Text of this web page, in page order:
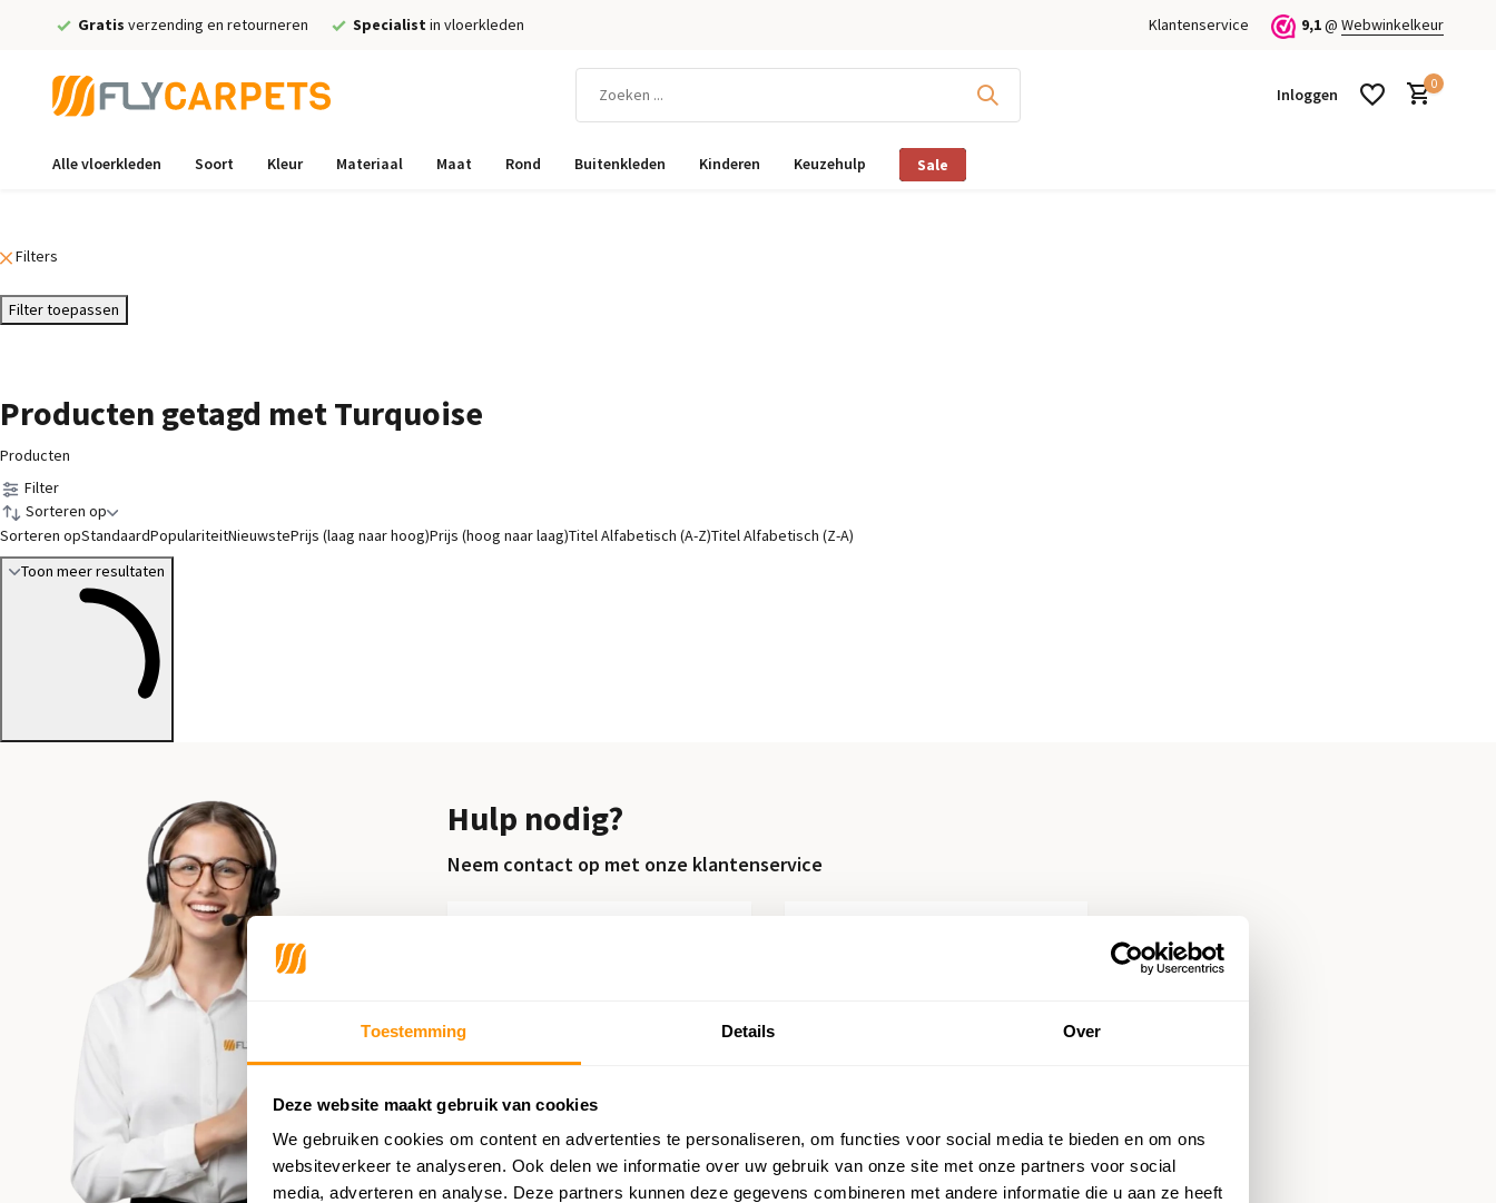
Toestemming Details Over
Deze website maakt gebruik van cookies
We gebruiken cookies om content en advertenties te personaliseren, om functies voor social media te bieden en om ons
websiteverkeer te analyseren. Ook delen we informatie over uw gebruik van onze site met onze partners voor social
media, adverteren en analyse. Deze partners kunnen deze gegevens combineren met andere informatie die u aan ze heeft
Gratis verzending en retourneren Specialist in vloerkleden Klantenservice 9,1@ Webwinkelkeur
Inloggen
0
Alle vloerkleden Soort Kleur Materiaal Maat Rond Buitenkleden Kinderen Keuzehulp Sale
Filters
Filter toepassen
Producten getagd met Turquoise
Producten
Filter
Sorteren op
Sorteren opStandaardPopulariteitNieuwstePrijs (laag naar hoog)Prijs (hoog naar laag)Titel Alfabetisch (A-Z)Titel Alfabetisch (Z-A)
Toon meer resultaten
Hulp nodig?
Neem contact op met onze klantenservice
Volg uw bestelling